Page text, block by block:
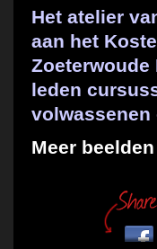
Het atelier
aan het
Zoeterwoude
leden
volwassenen
Meer